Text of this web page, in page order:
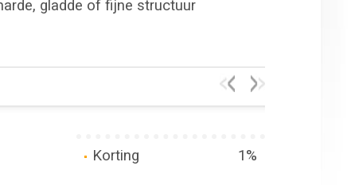
gladde of fijne structuur
Korting 1%